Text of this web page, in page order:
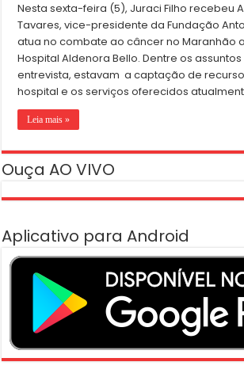
Nesta sexta-feira (5), Juraci Filho recebeu
Tavares, vice-presidente da Fundação
atua no combate ao câncer no Maranhão
Hospital Aldenora Bello. Dentre os
entrevista, estavam a captação de
hospital e os serviços oferecidos
Leia mais »
Ouça AO VIVO
Aplicativo para Android